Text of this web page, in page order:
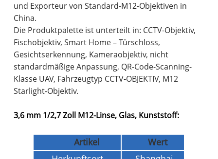
und Exporteur von Standard-M12-Objektiven in
China.
Die Produktpalette ist unterteilt in: CCTV-Objektiv,
Fischobjektiv, Smart Home – Türschloss,
Gesichtserkennung, Kameraobjektiv, nicht
standardmäßige Anpassung, QR-Code-Scanning-
Klasse UAV, Fahrzeugtyp CCTV-OBJEKTIV, M12
Starlight-Objektiv.
3,6 mm 1/2,7 Zoll M12-Linse, Glas, Kunststoff:
Artikel
Wert